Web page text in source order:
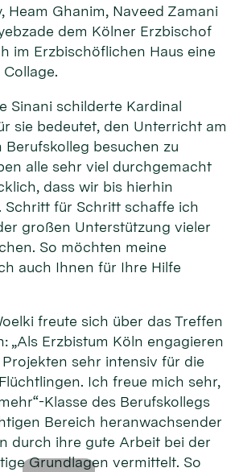
Heam Ghanim, Naveed Zamani
dem Kölner Erzbischof
im Erzbischöflichen Haus eine
Sinani schilderte Kardinal
sie bedeutet, den Unterricht am
besuchen zu
alle sehr viel durchgemacht
dass wir bis hierhin
Schritt für Schritt schaffe ich
großen Unterstützung vieler
So möchten meine
auch Ihnen für Ihre Hilfe
freute sich über das Treffen
„Als Erzbistum Köln engagieren
sehr intensiv für die
Ich freue mich sehr,
Klasse des Berufskollegs
Bereich heranwachsender
durch ihre gute Arbeit bei der
Grundlagen vermittelt. So